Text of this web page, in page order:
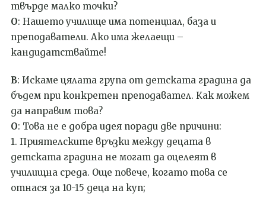
твърде малко точки?
О: Нашето училище има потенциал, база и
преподаватели. Ако има желаещи –
кандидатствайте!
В: Искаме цялата група от детската градина да
бъдем при конкретен преподавател. Как можем
да направим това?
О: Това не е добра идея поради две причини:
1. Приятелските връзки между децата в
детската градина не могат да оцелеят в
училищна среда. Още повече, когато това се
отнася за 10-15 деца на куп;